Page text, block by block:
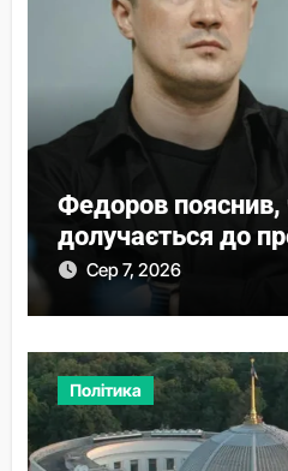
Федоров пояснив,
долучається до
Сер 7, 2026
Політика